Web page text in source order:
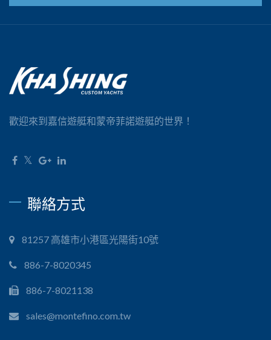
歡迎來到嘉信遊艇和蒙帝菲諾遊艇的世界！
聯絡方式
81257 高雄市小港區光陽街10號
886-7-8020345
886-7-8021138
sales@montefino.com.tw